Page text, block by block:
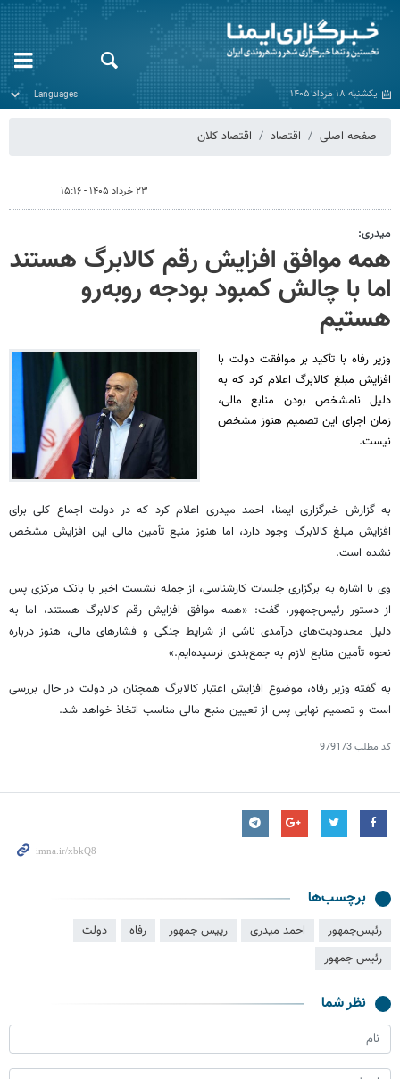
یکشنبه ۱۸ مرداد ۱۴۰۵
صفحه اصلی اقتصاد اقتصاد کلان
۲۳ خرداد ۱۴۰۵ - ۱۵:۱۶
میدری:
همه موافق افزایش رقم کالابرگ هستند
اما با چالش کمبود بودجه روبه‌رو
هستیم
وزیر رفاه با تأکید بر موافقت دولت با
افزایش مبلغ کالابرگ اعلام کرد که به
دلیل نامشخص بودن منابع مالی،
زمان اجرای این تصمیم هنوز مشخص
نیست.
به گزارش خبرگزاری ایمنا، احمد میدری اعلام کرد که در دولت اجماع کلی برای
افزایش مبلغ کالابرگ وجود دارد، اما هنوز منبع تأمین مالی این افزایش مشخص
نشده است.
وی با اشاره به برگزاری جلسات کارشناسی، از جمله نشست اخیر با بانک مرکزی پس
از دستور رئیس‌جمهور، گفت: «همه موافق افزایش رقم کالابرگ هستند، اما به
دلیل محدودیت‌های درآمدی ناشی از شرایط جنگی و فشارهای مالی، هنوز درباره
نحوه تأمین منابع لازم به جمع‌بندی نرسیده‌ایم.»
به گفته وزیر رفاه، موضوع افزایش اعتبار کالابرگ همچنان در دولت در حال بررسی
است و تصمیم نهایی پس از تعیین منبع مالی مناسب اتخاذ خواهد شد.
کد مطلب979173
برچسب‌ها
رئیس‌جمهور احمد میدری رییس جمهور رفاه
دولت
رئیس جمهور
نظر شما